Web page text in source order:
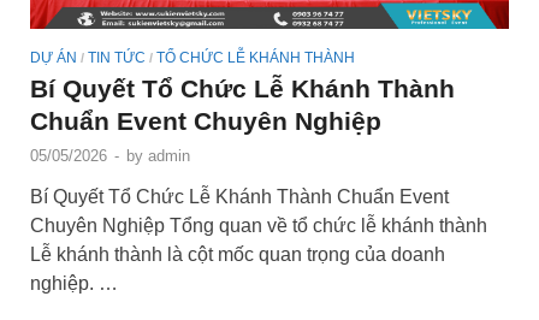
DỰ ÁN / TIN TỨC / TỔ CHỨC LỄ KHÁNH THÀNH
Bí Quyết Tổ Chức Lễ Khánh Thành
Chuẩn Event Chuyên Nghiệp
05/05/2026 - by admin
Bí Quyết Tổ Chức Lễ Khánh Thành Chuẩn Event
Chuyên Nghiệp Tổng quan về tổ chức lễ khánh thành
Lễ khánh thành là cột mốc quan trọng của doanh
nghiệp. …